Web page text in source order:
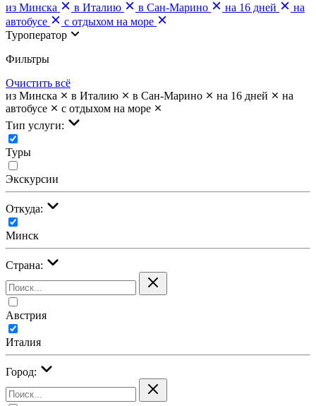
из Минска
в Италию в Сан-Марино на 16 дней
на
автобусе
с отдыхом на море
Туроператор
Фильтры
Очистить всё
из Минска
в Италию в Сан-Марино на 16 дней
на
автобусе
с отдыхом на море
Тип услуги:
Туры
Экскурсии
Откуда:
Минск
Страна:
Австрия
Италия
Город: